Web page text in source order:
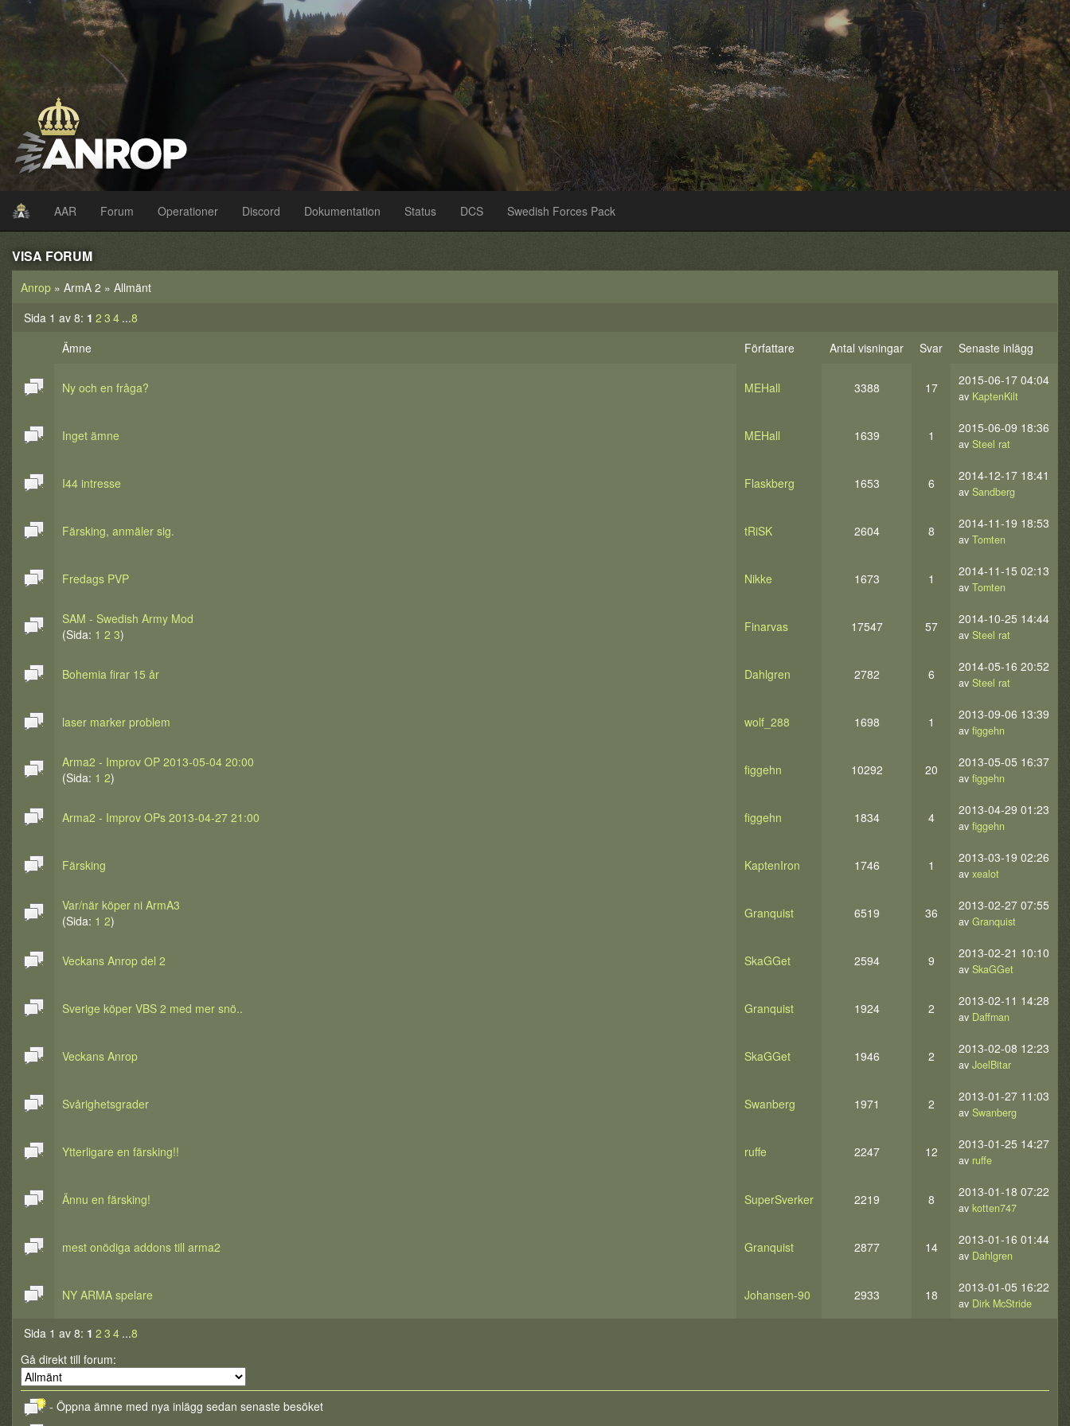
AAR Forum Operationer Discord Dokumentation Status DCS Swedish Forces Pack
VISA FORUM
Anrop » ArmA 2 » Allmänt
Sida 1 av 8: 1 2 3 4 ...8
Ämne
Författare Antal visningar Svar Senaste inlägg
Ny och en fråga? MEHall 3388 17 2015-06-17 04:04
av KaptenKilt
Inget ämne MEHall 1639 1 2015-06-09 18:36
av Steel rat
I44 intresse Flaskberg 1653 6 2014-12-17 18:41
av Sandberg
Färsking, anmäler sig. tRiSK 2604 8 2014-11-19 18:53
av Tomten
Fredags PVP Nikke 1673 1 2014-11-15 02:13
av Tomten
SAM - Swedish Army Mod
(Sida: 1 2 3) Finarvas 17547 57 2014-10-25 14:44
av Steel rat
Bohemia firar 15 år Dahlgren 2782 6 2014-05-16 20:52
av Steel rat
laser marker problem wolf_288 1698 1 2013-09-06 13:39
av figgehn
Arma2 - Improv OP 2013-05-04 20:00
(Sida: 1 2) figgehn 10292 20 2013-05-05 16:37
av figgehn
Arma2 - Improv OPs 2013-04-27 21:00 figgehn 1834 4 2013-04-29 01:23
av figgehn
Färsking KaptenIron 1746 1 2013-03-19 02:26
av xealot
Var/när köper ni ArmA3
(Sida: 1 2) Granquist 6519 36 2013-02-27 07:55
av Granquist
Veckans Anrop del 2 SkaGGet 2594 9 2013-02-21 10:10
av SkaGGet
Sverige köper VBS 2 med mer snö.. Granquist 1924 2 2013-02-11 14:28
av Daffman
Veckans Anrop SkaGGet 1946 2 2013-02-08 12:23
av JoelBitar
Svårighetsgrader Swanberg 1971 2 2013-01-27 11:03
av Swanberg
Ytterligare en färsking!! ruffe 2247 12 2013-01-25 14:27
av ruffe
Ännu en färsking! SuperSverker 2219 8 2013-01-18 07:22
av kotten747
mest onödiga addons till arma2 Granquist 2877 14 2013-01-16 01:44
av Dahlgren
NY ARMA spelare Johansen-90 2933 18 2013-01-05 16:22
av Dirk McStride
Sida 1 av 8: 1 2 3 4 ...8
Gå direkt till forum:
- Öppna ämne med nya inlägg sedan senaste besöket